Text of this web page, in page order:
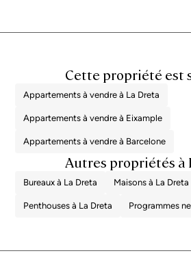
Cette propriété est
Appartements à vendre à La Dreta
Appartements à vendre à Eixample
Appartements à vendre à Barcelone
Autres propriétés à
Bureaux à La Dreta Maisons à La Dreta
Penthouses à La Dreta Programmes